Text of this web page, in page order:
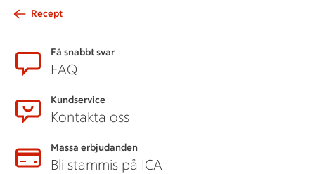
Recept
Få snabbt svar
FAQ
Kundservice
Kontakta oss
Massa erbjudanden
Bli stammis på ICA